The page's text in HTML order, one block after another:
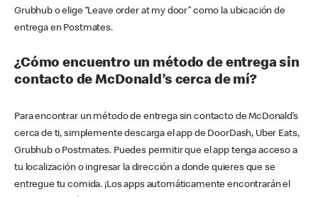
Grubhub o elige “Leave order at my door” como la ubicación de
entrega en Postmates.
¿Cómo encuentro un método de entrega sin
contacto de McDonald’s cerca de mí?
Para encontrar un método de entrega sin contacto de McDonald’s
cerca de ti, simplemente descarga el app de DoorDash, Uber Eats,
Grubhub o Postmates. Puedes permitir que el app tenga acceso a
tu localización o ingresar la dirección a donde quieres que se
entregue tu comida. ¡Los apps automáticamente encontrarán el